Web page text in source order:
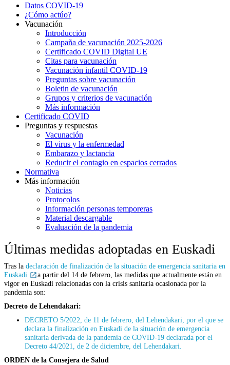
Datos COVID-19
¿Cómo actúo?
Vacunación
Introducción
Campaña de vacunación 2025-2026
Certificado COVID Digital UE
Citas para vacunación
Vacunación infantil COVID-19
Preguntas sobre vacunación
Boletin de vacunación
Grupos y criterios de vacunación
Más información
Certificado COVID
Preguntas y respuestas
Vacunación
El virus y la enfermedad
Embarazo y lactancia
Reducir el contagio en espacios cerrados
Normativa
Más información
Noticias
Protocolos
Información personas temporeras
Material descargable
Evaluación de la pandemia
Últimas medidas adoptadas en Euskadi
Tras la declaración de finalización de la situación de emergencia sanitaria en
Euskadi
a partir del 14 de febrero, las medidas que actualmente están en
vigor en Euskadi relacionadas con la crisis sanitaria ocasionada por la
pandemia son:
Decreto de Lehendakari:
DECRETO 5/2022, de 11 de febrero, del Lehendakari, por el que se
declara la finalización en Euskadi de la situación de emergencia
sanitaria derivada de la pandemia de COVID-19 declarada por el
Decreto 44/2021, de 2 de diciembre, del Lehendakari.
ORDEN de la Consejera de Salud